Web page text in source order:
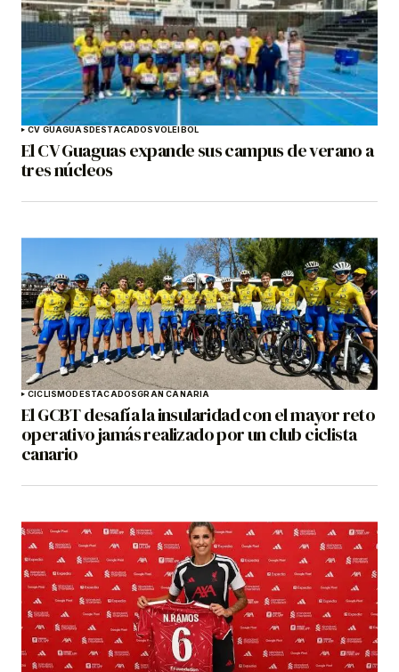
CV GUAGUASDESTACADOSVOLEIBOL
El CV Guaguas expande sus campus de verano a
tres núcleos
CICLISMODESTACADOSGRAN CANARIA
El GCBT desafía la insularidad con el mayor reto
operativo jamás realizado por un club ciclista
canario